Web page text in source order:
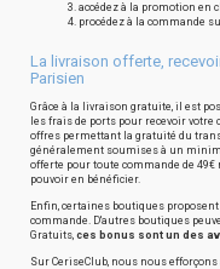
accédez à la promotion en
procédez à la commande
La livraison offerte,
Parisien
Grâce à la livraison gratuite, il est
les frais de ports pour recevoir votre
offres permettant la gratuité du
généralement soumises à un
offerte pour toute commande de
pouvoir en bénéficier.
Enfin, certaines boutiques
commande. D'autres boutiques
Gratuits, ces bonus sont un des
Sur CeriseClub, nous nous